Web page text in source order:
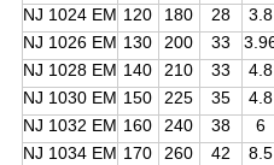
NJ 1024 EM 120 180 28
3.8
NJ 1026 EM 130 200 33
NJ 1028 EM 140 210 33
4.8
NJ 1030 EM 150 225 35
4.8
NJ 1032 EM 160 240 38
6
NJ 1034 EM 170 260 42
8.5